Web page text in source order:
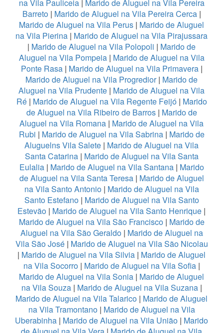
na Vila Pauliceia| Marido de Aluguel na Vila Pereira
Barreto| Marido de Aluguel na Vila Pereira Cerca|
Marido de Aluguel na Vila Perus | Marido de Aluguel
na Vila Pierina | Marido de Aluguel na Vila Pirajussara
| Marido de Aluguel na Vila Polopoli | Marido de
Aluguel na Vila Pompeia| Marido de Aluguel na Vila
Ponte Rasa| Marido de Aluguel na Vila Primavera|
Marido de Aluguel na Vila Progredior| Marido de
Aluguel na Vila Prudente | Marido de Aluguel na Vila
Ré| Marido de Aluguel na Vila Regente Feijó| Marido
de Aluguel na Vila Ribeiro de Barros| Marido de
Aluguel na Vila Romana | Marido de Aluguel na Vila
Rubi | Marido de Aluguel na Vila Sabrina| Marido de
Aluguelns Vila Salete | Marido de Aluguel na Vila
Santa Catarina| Marido de Aluguel na Vila Santa
Eulalia| Marido de Aluguel na Vila Santana| Marido
de Aluguel na Vila Santa Teresa| Marido de Aluguel
na Vila Santo Antonio| Marido de Aluguel na Vila
Santo Estefano| Marido de Aluguel na Vila Santo
Estevão | Marido de Aluguel na Vila Santo Henrique |
Marido de Aluguel na Vila São Francisco| Marido de
Aluguel na Vila São Geraldo| Marido de Aluguel na
Vila São José| Marido de Aluguel na Vila São Nicolau
| Marido de Aluguel na Vila Silvia | Marido de Aluguel
na Vila Socorro| Marido de Aluguel na Vila Sofia|
Marido de Aluguel na Vila Sonia | Marido de Aluguel
na Vila Souza| Marido de Aluguel na Vila Suzana|
Marido de Aluguel na Vila Talarico | Marido de Aluguel
na Vila Tramontano| Marido de Aluguel na Vila
Uberabinha | Marido de Aluguel na Vila União | Marido